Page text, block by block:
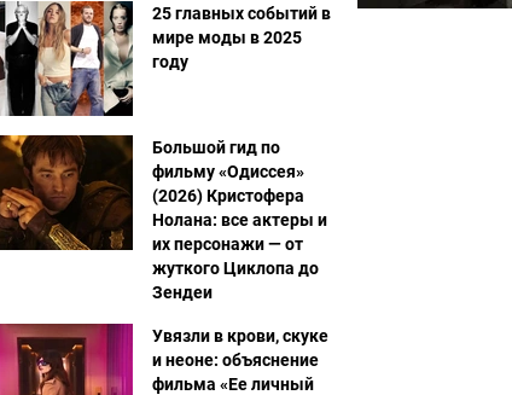
25 главных событий в
мире моды в 2025
году
Большой гид по
фильму «Одиссея»
(2026) Кристофера
Нолана: все актеры и
их персонажи — от
жуткого Циклопа до
Зендеи
Увязли в крови, скуке
и неоне: объяснение
фильма «Ее личный